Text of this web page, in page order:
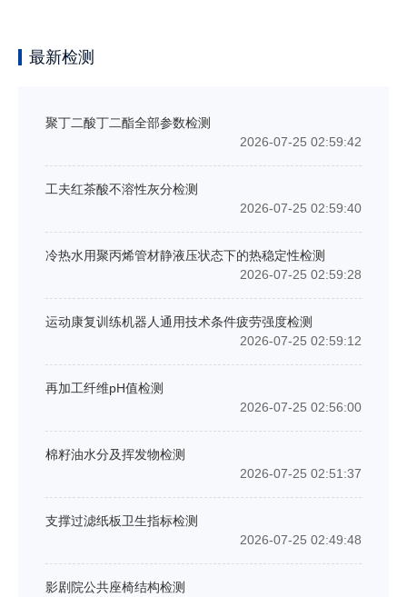
最新检测
聚丁二酸丁二酯全部参数检测
2026-07-25 02:59:42
工夫红茶酸不溶性灰分检测
2026-07-25 02:59:40
冷热水用聚丙烯管材静液压状态下的热稳定性检测
2026-07-25 02:59:28
运动康复训练机器人通用技术条件疲劳强度检测
2026-07-25 02:59:12
再加工纤维pH值检测
2026-07-25 02:56:00
棉籽油水分及挥发物检测
2026-07-25 02:51:37
支撑过滤纸板卫生指标检测
2026-07-25 02:49:48
影剧院公共座椅结构检测